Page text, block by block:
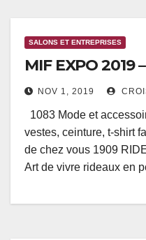
SALONS ET ENTREPRISES
MIF EXPO 2019
NOV 1, 2019
1083 Mode et
vestes, ceinture, t-shirt
de chez vous 1909
Art de vivre rideaux en